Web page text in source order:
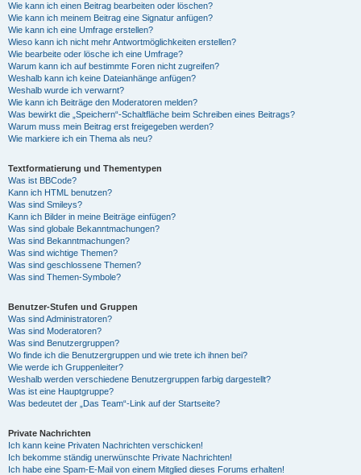
Wie kann ich einen Beitrag bearbeiten oder löschen?
Wie kann ich meinem Beitrag eine Signatur anfügen?
Wie kann ich eine Umfrage erstellen?
Wieso kann ich nicht mehr Antwortmöglichkeiten erstellen?
Wie bearbeite oder lösche ich eine Umfrage?
Warum kann ich auf bestimmte Foren nicht zugreifen?
Weshalb kann ich keine Dateianhänge anfügen?
Weshalb wurde ich verwarnt?
Wie kann ich Beiträge den Moderatoren melden?
Was bewirkt die „Speichern“-Schaltfläche beim Schreiben eines Beitrags?
Warum muss mein Beitrag erst freigegeben werden?
Wie markiere ich ein Thema als neu?
Textformatierung und Thementypen
Was ist BBCode?
Kann ich HTML benutzen?
Was sind Smileys?
Kann ich Bilder in meine Beiträge einfügen?
Was sind globale Bekanntmachungen?
Was sind Bekanntmachungen?
Was sind wichtige Themen?
Was sind geschlossene Themen?
Was sind Themen-Symbole?
Benutzer-Stufen und Gruppen
Was sind Administratoren?
Was sind Moderatoren?
Was sind Benutzergruppen?
Wo finde ich die Benutzergruppen und wie trete ich ihnen bei?
Wie werde ich Gruppenleiter?
Weshalb werden verschiedene Benutzergruppen farbig dargestellt?
Was ist eine Hauptgruppe?
Was bedeutet der „Das Team“-Link auf der Startseite?
Private Nachrichten
Ich kann keine Privaten Nachrichten verschicken!
Ich bekomme ständig unerwünschte Private Nachrichten!
Ich habe eine Spam-E-Mail von einem Mitglied dieses Forums erhalten!